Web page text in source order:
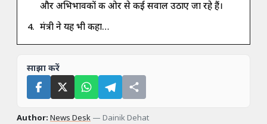
और अभिभावकों की ओर से कई सवाल उठाए जा रहे हैं।
मंत्री ने यह भी कहा…
साझा करें
Author: News Desk — Dainik Dehat